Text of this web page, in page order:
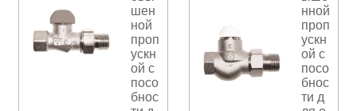
шен
ной
проп
ускн
ой с
посо
бнос
нной
проп
ускн
ой с
посо
бнос
ти д